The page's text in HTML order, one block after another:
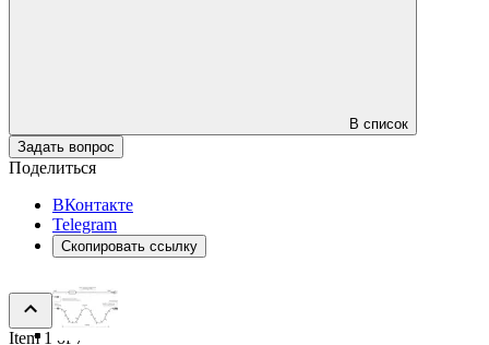
В список
Задать вопрос
Поделиться
ВКонтакте
Telegram
Скопировать ссылку
Item 1 of 7